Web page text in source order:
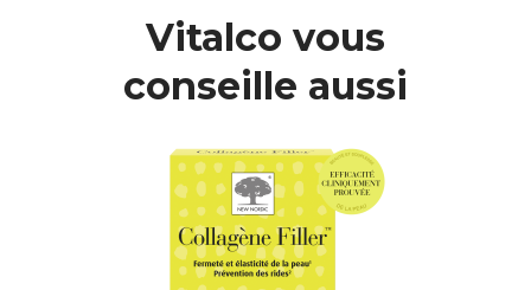
Vitalco vous
conseille aussi